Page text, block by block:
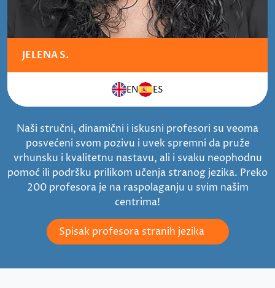
JELENA S.
EN ES
Naši stručni, dinamični i iskusni profesori su veoma
posvećeni svom pozivu i uvek spremni da pruže
vrhunsku i kvalitetnu nastavu, ali i svaku neophodnu
pomoć ili podršku prilikom učenja stranog jezika. Preko
200 profesora je na raspolaganju u svim našim
centrima!
Spisak profesora stranih jezika